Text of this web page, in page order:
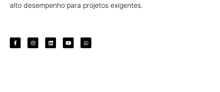
alto desempenho para projetos exigentes.